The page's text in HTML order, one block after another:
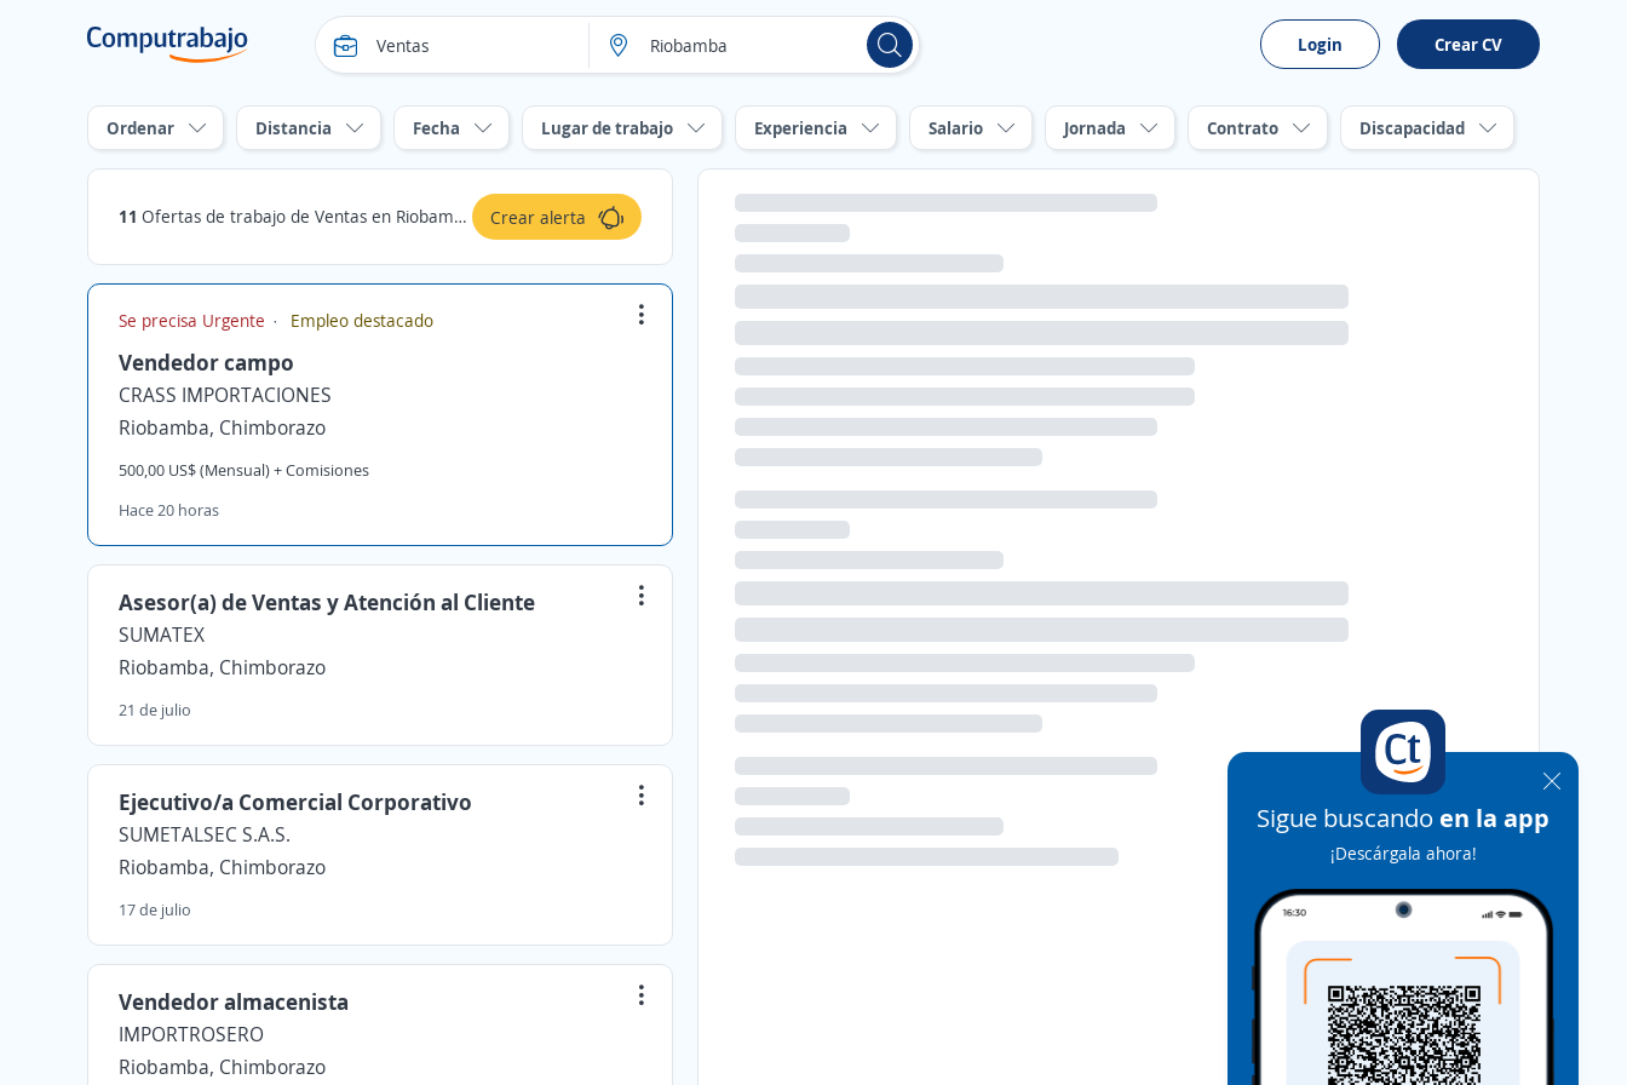
Login Crear CV
Ordenar Distancia Fecha Lugar de trabajo Experiencia Salario Jornada Contrato Discapacidad
11 Ofertas de trabajo de Ventas en Riobamba, Chimborazo Crear alerta
Se precisa Urgente Empleo destacado
Vendedor campo
CRASS IMPORTACIONES
Riobamba, Chimborazo
500,00 US$ (Mensual) + Comisiones
Hace 20 horas
Asesor(a) de Ventas y Atención al Cliente
SUMATEX
Riobamba, Chimborazo
21 de julio
Ejecutivo/a Comercial Corporativo
SUMETALSEC S.A.S.
Riobamba, Chimborazo
17 de julio
Vendedor almacenista
IMPORTROSERO
Riobamba, Chimborazo
Sigue buscando en la app
¡Descárgala ahora!